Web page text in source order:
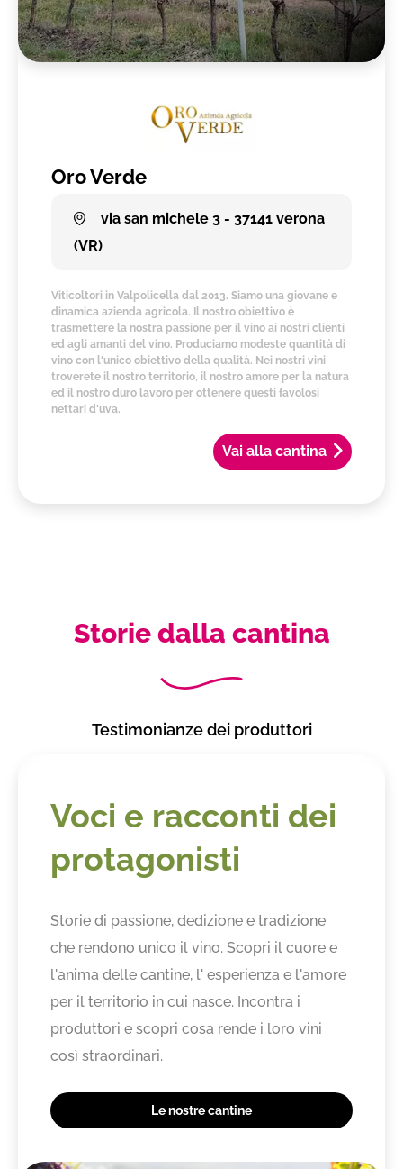
Oro Verde
via san michele 3 - 37141 verona
(VR)
Vai alla cantina
Viticoltori in Valpolicella dal 2013. Siamo una giovane e
dinamica azienda agricola. Il nostro obiettivo è
trasmettere la nostra passione per il vino ai nostri clienti
ed agli amanti del vino. Produciamo modeste quantità di
vino con l'unico obiettivo della qualità. Nei nostri vini
troverete il nostro territorio, il nostro amore per la natura
ed il nostro duro lavoro per ottenere questi favolosi
nettari d'uva.
Storie dalla cantina
Testimonianze dei produttori
Voci e racconti dei
protagonisti
Storie di passione, dedizione e tradizione
che rendono unico il vino. Scopri il cuore e
l'anima delle cantine, l' esperienza e l'amore
per il territorio in cui nasce. Incontra i
produttori e scopri cosa rende i loro vini
così straordinari.
Le nostre cantine